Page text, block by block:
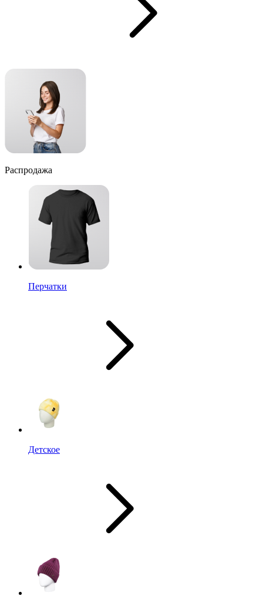
Распродажа
Перчатки
Детское